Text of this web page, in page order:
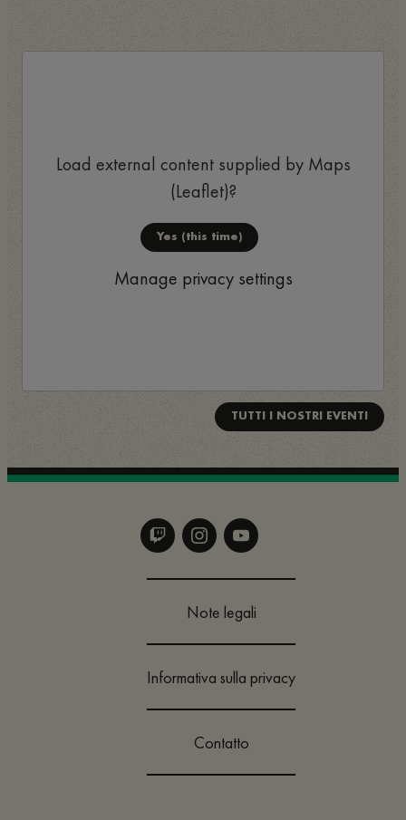
Load external content supplied by Maps
(Leaflet)?
Yes (this time)
Manage privacy settings
TUTTI I NOSTRI EVENTI
Note legali
Informativa sulla privacy
Contatto